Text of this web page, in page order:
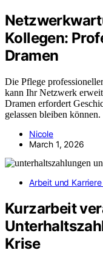
Kollegen:
Dramen
Die Pflege
kann Ihr Netzwerk
Dramen erfordert
gelassen bleiben können.
Nicole
March 1, 2026
Arbeit und
Kurzarbeit
Krise